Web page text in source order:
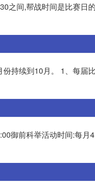
之间,帮战时间是比赛日
持续到10月。 1、每届
御前科举活动时间:每